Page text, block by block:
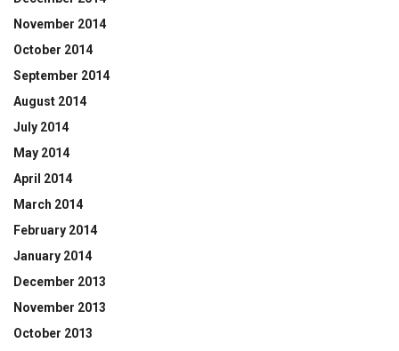
November 2014
October 2014
September 2014
August 2014
July 2014
May 2014
April 2014
March 2014
February 2014
January 2014
December 2013
November 2013
October 2013